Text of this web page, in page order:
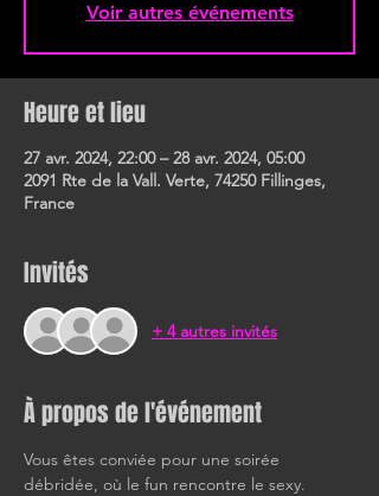
Voir autres événements
Heure et lieu
27 avr. 2024, 22:00 – 28 avr. 2024, 05:00
2091 Rte de la Vall. Verte, 74250 Fillinges,
France
Invités
+ 4 autres invités
À propos de l'événement
Vous êtes conviée pour une soirée
débridée, où le fun rencontre le sexy.